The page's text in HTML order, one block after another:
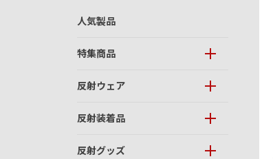
人気製品
特集商品
反射ウェア
反射装着品
反射グッズ